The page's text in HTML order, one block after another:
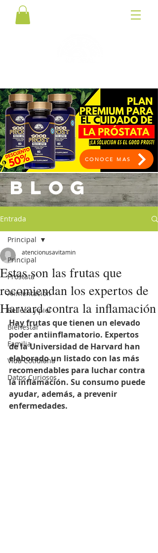
CONOCE MAS
BLOG
Entrada
Principal
Próstata
Alimentación
Belleza y piel
Bienestar
Familia
Vida Cotidiana
Datos Curiosos
Principal
Estas son las frutas que
recomiendan los expertos de
Harvard contra la inflamación
atencionusavitamin
Hay frutas que tienen un elevado
poder antiinflamatorio. Expertos
de la Universidad de Harvard han
elaborado un listado con las más
recomendables para luchar contra
la inflamación. Su consumo puede
ayudar, además, a prevenir
enfermedades.